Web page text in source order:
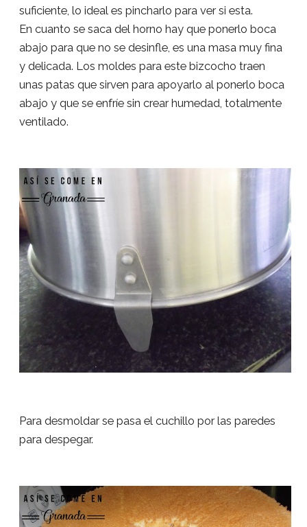
suficiente, lo ideal es pincharlo para ver si esta.
En cuanto se saca del horno hay que ponerlo boca
abajo para que no se desinfle, es una masa muy fina
y delicada. Los moldes para este bizcocho traen
unas patas que sirven para apoyarlo al ponerlo boca
abajo y que se enfríe sin crear humedad, totalmente
ventilado.
Para desmoldar se pasa el cuchillo por las paredes
para despegar.